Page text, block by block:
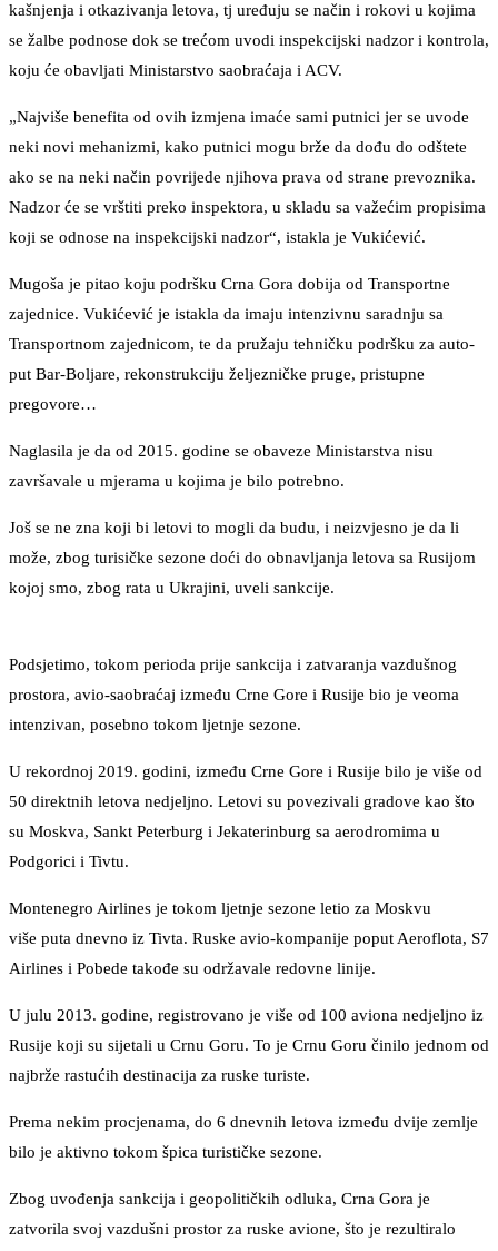
kašnjenja i otkazivanja letova, tj uređuju se način i rokovi u kojima
se žalbe podnose dok se trećom uvodi inspekcijski nadzor i kontrola,
koju će obavljati Ministarstvo saobraćaja i ACV.
„Najviše benefita od ovih izmjena imaće sami putnici jer se uvode
neki novi mehanizmi, kako putnici mogu brže da dođu do odštete
ako se na neki način povrijede njihova prava od strane prevoznika.
Nadzor će se vrštiti preko inspektora, u skladu sa važećim propisima
koji se odnose na inspekcijski nadzor“, istakla je Vukićević.
Mugoša je pitao koju podršku Crna Gora dobija od Transportne
zajednice. Vukićević je istakla da imaju intenzivnu saradnju sa
Transportnom zajednicom, te da pružaju tehničku podršku za auto-
put Bar-Boljare, rekonstrukciju željezničke pruge, pristupne
pregovore…
Naglasila je da od 2015. godine se obaveze Ministarstva nisu
završavale u mjerama u kojima je bilo potrebno.
Još se ne zna koji bi letovi to mogli da budu, i neizvjesno je da li
može, zbog turisičke sezone doći do obnavljanja letova sa Rusijom
kojoj smo, zbog rata u Ukrajini, uveli sankcije.
Podsjetimo, tokom perioda prije sankcija i zatvaranja vazdušnog
prostora, avio-saobraćaj između Crne Gore i Rusije bio je veoma
intenzivan, posebno tokom ljetnje sezone.
U rekordnoj 2019. godini, između Crne Gore i Rusije bilo je više od
50 direktnih letova nedjeljno. Letovi su povezivali gradove kao što
su Moskva, Sankt Peterburg i Jekaterinburg sa aerodromima u
Podgorici i Tivtu.
Montenegro Airlines je tokom ljetnje sezone letio za Moskvu
više puta dnevno iz Tivta. Ruske avio-kompanije poput Aeroflota, S7
Airlines i Pobede takođe su održavale redovne linije.
U julu 2013. godine, registrovano je više od 100 aviona nedjeljno iz
Rusije koji su sijetali u Crnu Goru. To je Crnu Goru činilo jednom od
najbrže rastućih destinacija za ruske turiste.
Prema nekim procjenama, do 6 dnevnih letova između dvije zemlje
bilo je aktivno tokom špica turističke sezone.
Zbog uvođenja sankcija i geopolitičkih odluka, Crna Gora je
zatvorila svoj vazdušni prostor za ruske avione, što je rezultiralo